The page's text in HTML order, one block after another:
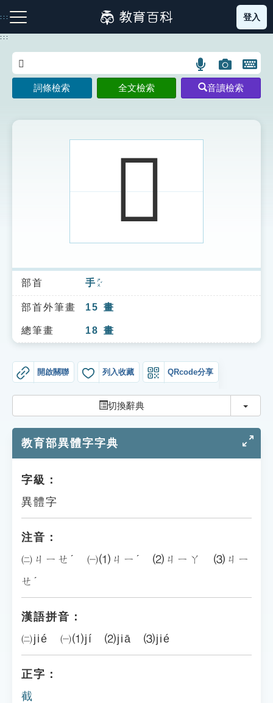
到
主
:::
注音索引圖示 筆畫索引圖示 部首索引表圖示
索引選單
知識索引
單字索引
貓頭鷹博士
登入
:::
語
言
搜
示
圖
片
搜
開
鍵
圖
詞條檢索 全文檢索 音讀檢索
𢷿
部首 手 ㄕㄡˇ
部首外筆畫 15 畫
總筆畫 18 畫
開啟關聯 列入收藏 QRcode分享
切換辭典 切換
教育部異體字字典
字級：
異體字
注音：
㈡ㄐㄧㄝˊ ㈠⑴ㄐㄧˊ ⑵ㄐㄧㄚ ⑶ㄐㄧ
ㄝˊ
漢語拼音：
㈡jié ㈠⑴jí ⑵jiā ⑶jié
正字：
截